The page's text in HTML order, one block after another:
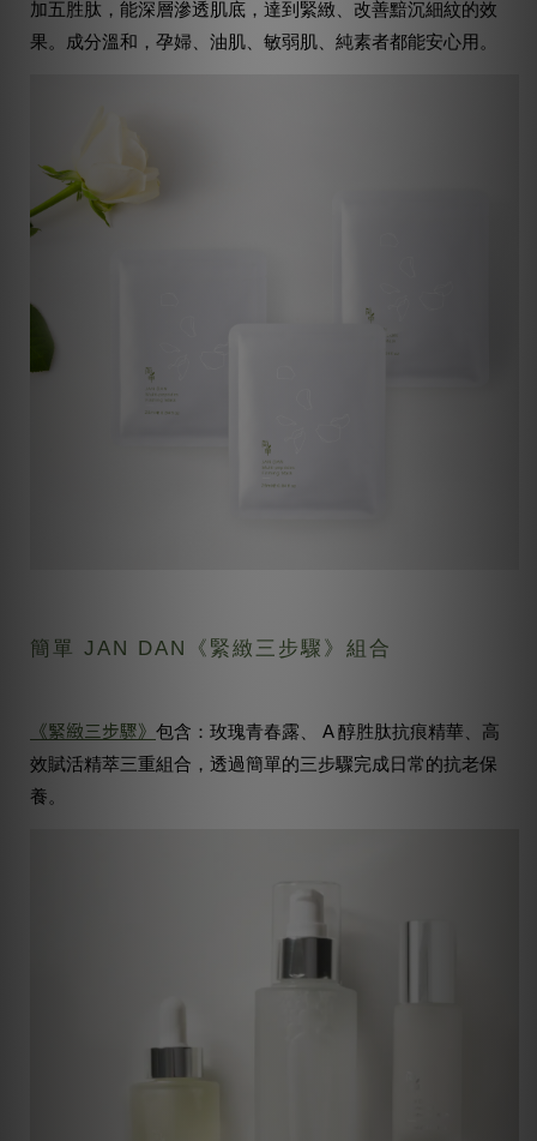
加五胜肽，能深層滲透肌底，達到緊緻、改善黯沉細紋的效
果。成分溫和，孕婦、油肌、敏弱肌、純素者都能安心用。
簡單 JAN DAN《緊緻三步驟》組合
《緊緻三步驟》 包含：玫瑰青春露、 A 醇胜肽抗痕精華、高
效賦活精萃三重組合，透過簡單的三步驟完成日常的抗老保
養。